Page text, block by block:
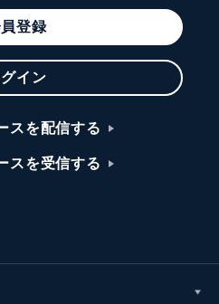
登録
グイン
スを配信する
スを受信する